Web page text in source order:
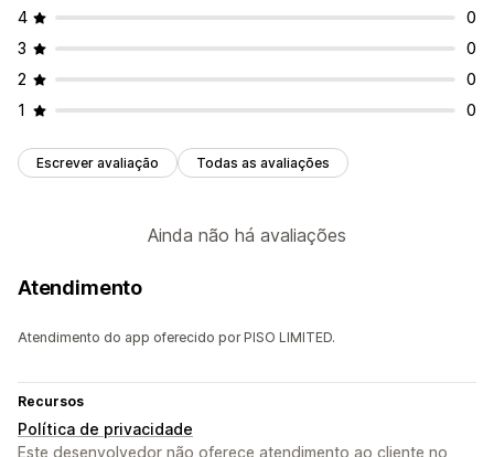
4
0
3
0
2
0
1
0
Escrever avaliação Todas as avaliações
Ainda não há avaliações
Atendimento
Atendimento do app oferecido por PISO LIMITED.
Recursos
Política de privacidade
Este desenvolvedor não oferece atendimento ao cliente no